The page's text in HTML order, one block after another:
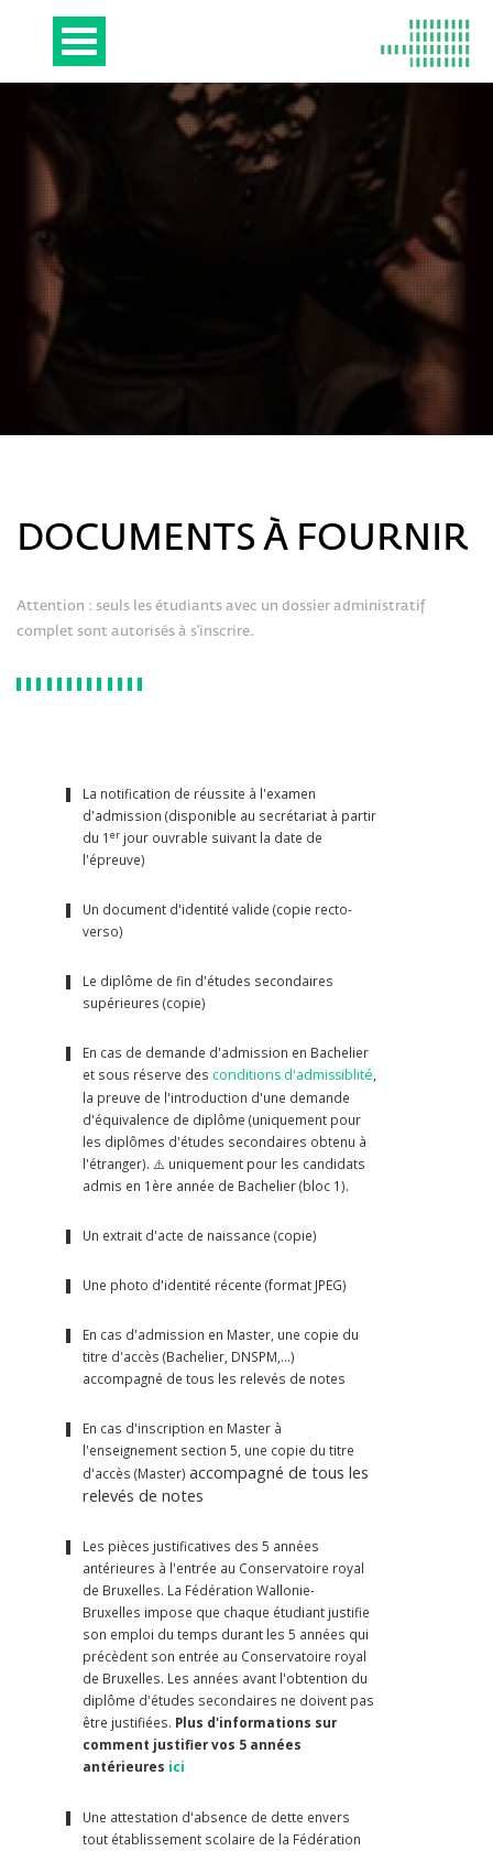
DOCUMENTS À FOURNIR
Attention : seuls les étudiants avec un dossier administratif
complet sont autorisés à s'inscrire.
La notification de réussite à l'examen
d'admission (disponible au secrétariat à partir
du 1 er jour ouvrable suivant la date de
l'épreuve)
Un document d'identité valide (copie recto-
verso)
Le diplôme de fin d'études secondaires
supérieures (copie)
En cas de demande d'admission en Bachelier
et sous réserve des conditions d'admissiblité
la preuve de l'introduction d'une demande
d'équivalence de diplôme (uniquement pour
les diplômes d'études secondaires obtenu à
l'étranger). ⚠️ uniquement pour les candidats
admis en 1ère année de Bachelier (bloc 1).
Un extrait d'acte de naissance (copie)
Une photo d'identité récente (format JPEG)
En cas d'admission en Master, une copie du
titre d'accès (Bachelier, DNSPM,...)
accompagné de tous les relevés de notes
En cas d'inscription en Master à
l'enseignement section 5, une copie du titre
d'accès (Master) accompagné de tous les
relevés de notes
Les pièces justificatives des 5 années
antérieures à l'entrée au Conservatoire royal
de Bruxelles. La Fédération Wallonie-
Bruxelles impose que chaque étudiant justifie
son emploi du temps durant les 5 années qui
précèdent son entrée au Conservatoire royal
de Bruxelles. Les années avant l'obtention du
diplôme d'études secondaires ne doivent pas
être justifiées. Plus d'informations sur
comment justifier vos 5 années
antérieures ici
Une attestation d'absence de dette envers
tout établissement scolaire de la Fédération